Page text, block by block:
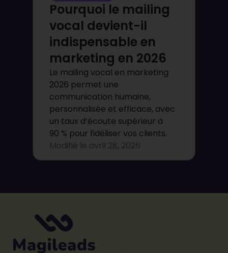
Pourquoi le mailing
vocal devient-il
indispensable en
marketing en 2026
Le mailing vocal en marketing
2026 permet une
communication humaine,
personnalisée et efficace, avec
un taux d’écoute supérieur à
90 % pour fidéliser vos clients.
Modifié le avril 28, 2026